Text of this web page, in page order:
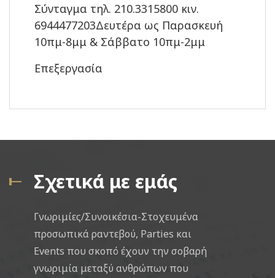
Σύνταγμα τηλ. 210.3315800 κιν.
6944477203Δευτέρα ως Παρασκευή
10πμ-8μμ & Σάββατο 10πμ-2μμ
Επεξεργασία
Σχετικά με εμάς
Γνωριμίες/Συνοικέσια-Στοχευμένα
προσωπικά ραντεβού, Parties και
Events που σκοπό έχουν την σοβαρή
γνωριμία μεταξύ ανθρώπων που